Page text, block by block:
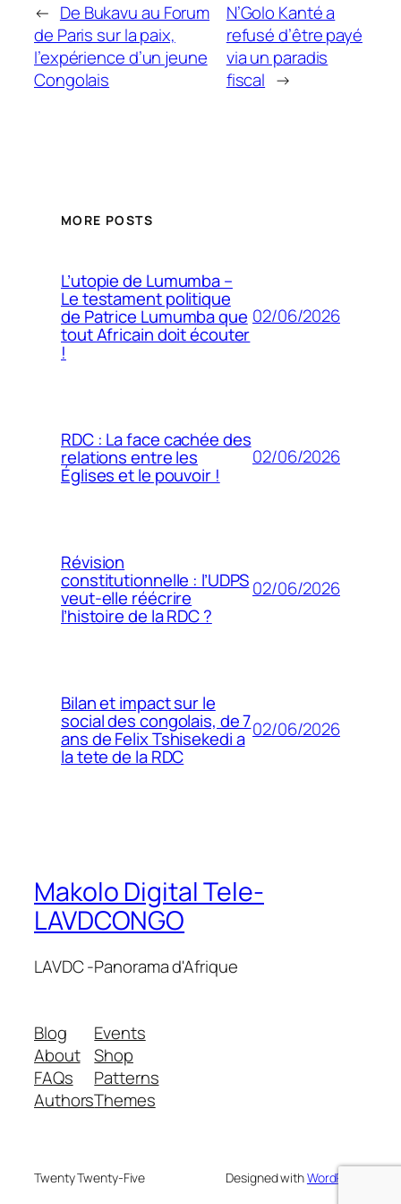
← De Bukavu au Forum
de Paris sur la paix,
l’expérience d’un jeune
Congolais
N’Golo Kanté a
refusé d’être payé
via un paradis
fiscal →
MORE POSTS
L’utopie de Lumumba –
Le testament politique
de Patrice Lumumba que
tout Africain doit écouter
!
02/06/2026
RDC : La face cachée des
relations entre les
Églises et le pouvoir !
02/06/2026
Révision
constitutionnelle : l’UDPS
veut-elle réécrire
l’histoire de la RDC ?
02/06/2026
Bilan et impact sur le
social des congolais, de 7
ans de Felix Tshisekedi a
la tete de la RDC
02/06/2026
Makolo Digital Tele-
LAVDCONGO
LAVDC -Panorama d'Afrique
Blog
About
FAQs
Authors
Events
Shop
Patterns
Themes
Twenty Twenty-Five Designed withWordPress